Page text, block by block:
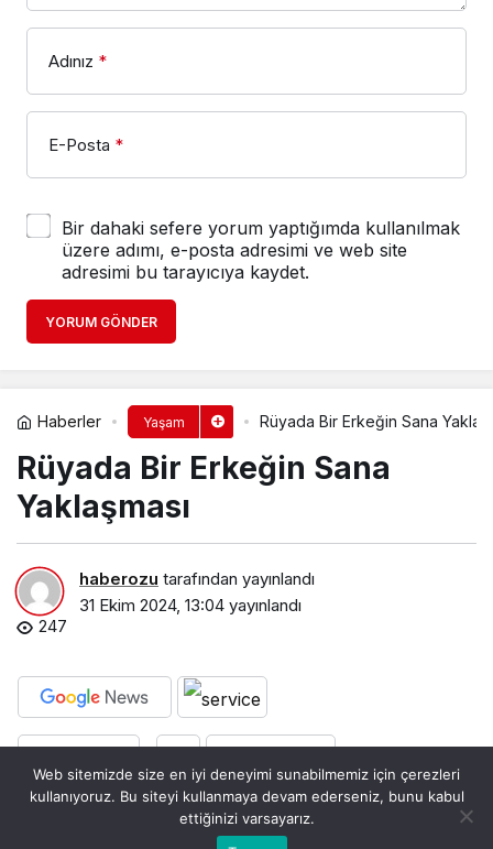
Adınız *
E-Posta *
Bir dahaki sefere yorum yaptığımda kullanılmak
üzere adımı, e-posta adresimi ve web site
adresimi bu tarayıcıya kaydet.
YORUM GÖNDER
Haberler Yaşam Rüyada Bir Erkeğin Sana
Rüyada Bir Erkeğin Sana
Yaklaşması​
haberozu tarafından yayınlandı
31 Ekim 2024, 13:04 yayınlandı
247
Bu web sitesinde en iyi deneyimi yaşamanızı sağlamak
Web sitemizde size en iyi deneyimi sunabilmemiz için çerezleri
kullanıyoruz. Bu siteyi kullanmaya devam ederseniz, bunu kabul
ettiğinizi varsayarız.